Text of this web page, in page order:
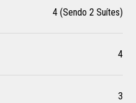
4 (Sendo 2 Suítes)
4
3